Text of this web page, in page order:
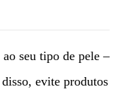
seu tipo de pele –
evite produtos